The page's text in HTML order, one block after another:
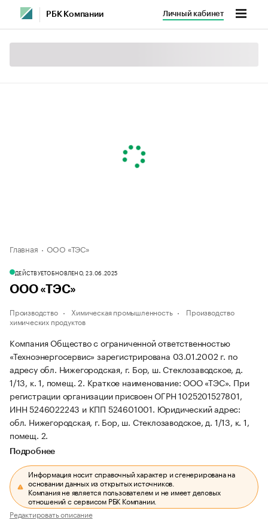
РБК Компании Личный кабинет
Главная ООО «ТЭС»
ДЕЙСТВУЕТОБНОВЛЕНО, 23.06.2025
ООО «ТЭС»
Производство Химическая промышленность
Производство
химических продуктов
Компания Общество с ограниченной ответственностью
«Техноэнергосервис» зарегистрирована 03.01.2002 г. по
адресу обл. Нижегородская, г. Бор, ш. Стеклозаводское, д.
1/13, к. 1, помещ. 2. Краткое наименование: ООО «ТЭС». При
регистрации организации присвоен ОГРН 1025201527801,
ИНН 5246022243 и КПП 524601001. Юридический адрес:
обл. Нижегородская, г. Бор, ш. Стеклозаводское, д. 1/13, к. 1,
помещ. 2.
Подробнее
Информация носит справочный характер и сгенерирована на
основании данных из открытых источников.
Компания не является пользователем и не имеет деловых
отношений с сервисом РБК Компании.
Редактировать описание